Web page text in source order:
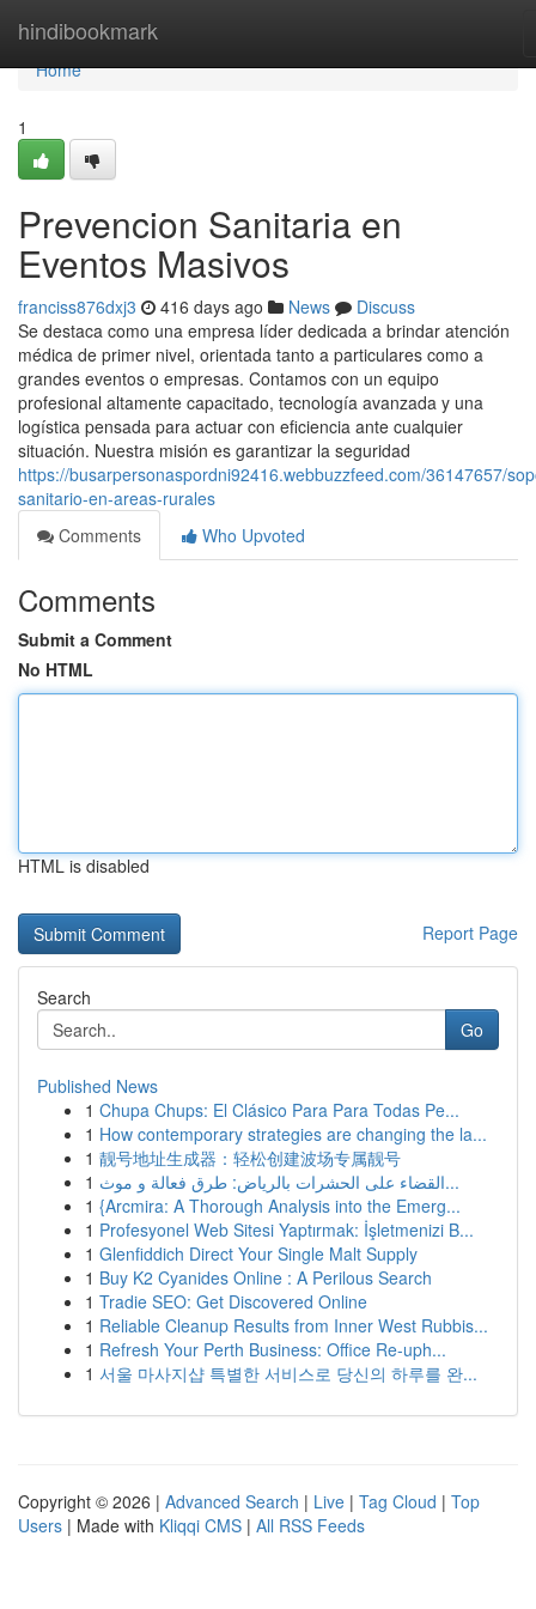
hindibookmark
Home
Home
1
Prevencion Sanitaria en
Eventos Masivos
franciss876dxj3 416 days ago News
Discuss
Se destaca como una empresa líder dedicada a brindar atención
médica de primer nivel, orientada tanto a particulares como a
grandes eventos o empresas. Contamos con un equipo
profesional altamente capacitado, tecnología avanzada y una
logística pensada para actuar con eficiencia ante cualquier
situación. Nuestra misión es garantizar la seguridad
https://busarpersonaspordni92416.webbuzzfeed.com/36147657/
sanitario-en-areas-rurales
Comments
Who Upvoted
Comments
Submit a Comment
No HTML
HTML is disabled
Report Page
Search
Go
Published News
1 Chupa Chups: El Clásico Para Para Todas Pe...
1 How contemporary strategies are changing the la...
1 靓号地址生成器：轻松创建波场专属靓号
1
القضاء على الحشرات بالرياض: طرق فعالة و موث...
1 {Arcmira: A Thorough Analysis into the Emerg...
1 Profesyonel Web Sitesi Yaptırmak: İşletmenizi B...
1 Glenfiddich Direct Your Single Malt Supply
1 Buy K2 Cyanides Online : A Perilous Search
1 Tradie SEO: Get Discovered Online
1 Reliable Cleanup Results from Inner West Rubbis...
1 Refresh Your Perth Business: Office Re-uph...
1 서울 마사지샵 특별한 서비스로 당신의 하루를 완...
Copyright © 2026 | Advanced Search | Live | Tag Cloud | Top
Users | Made with Kliqqi CMS | All RSS Feeds